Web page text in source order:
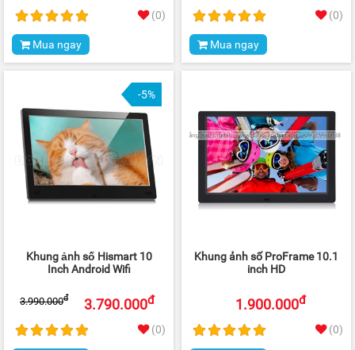
(0)
Mua ngay
(0)
Mua ngay
-5%
Khung ảnh số Hismart 10
Inch Android Wifi
3.790.000đ
3.990.000đ
(0)
Khung ảnh số ProFrame 10.1
inch HD
1.900.000đ
(0)